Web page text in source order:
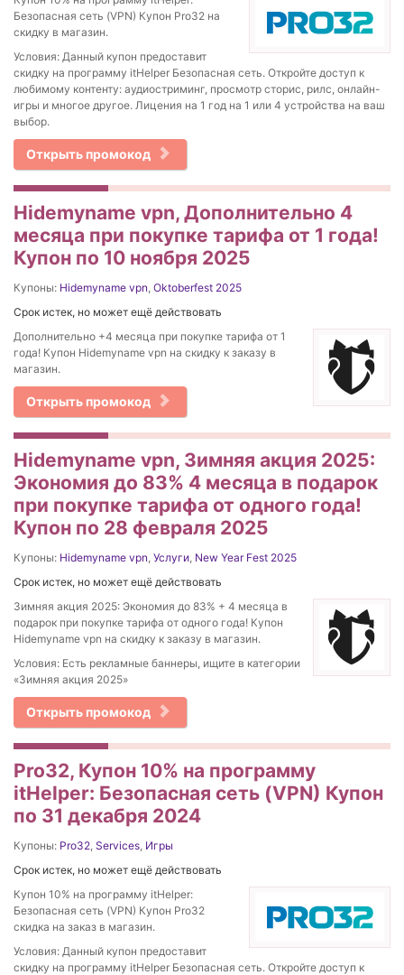
Безопасная сеть (VPN) Купон Pro32 на
скидку в магазин.
Условия: Данный купон предоставит
скидку на программу itHelper Безопасная сеть. Откройте доступ к
любимому контенту: аудиостриминг, просмотр сторис, рилс, онлайн-
игры и многое другое. Лицения на 1 год на 1 или 4 устройства на ваш
выбор.
Открыть промокод
Hidemyname vpn, Дополнительно 4
месяца при покупке тарифа от 1 года!
Купон по 10 ноября 2025
Купоны: Hidemyname vpn Oktoberfest 2025
Срок истек, но может ещё действовать
Дополнительно +4 месяца при покупке тарифа от 1
года! Купон Hidemyname vpn на скидку к заказу в
магазин.
Открыть промокод
Hidemyname vpn, Зимняя акция 2025:
Экономия до 83% 4 месяца в подарок
при покупке тарифа от одного года!
Купон по 28 февраля 2025
Купоны: Hidemyname vpn Услуги New Year Fest 2025
Срок истек, но может ещё действовать
Зимняя акция 2025: Экономия до 83% + 4 месяца в
подарок при покупке тарифа от одного года! Купон
Hidemyname vpn на скидку к заказу в магазин.
Условия: Есть рекламные баннеры, ищите в категории
«Зимняя акция 2025»
Открыть промокод
Pro32, Купон 10% на программу
itHelper: Безопасная сеть (VPN) Купон
по 31 декабря 2024
Купоны: Pro32 Services Игры
Срок истек, но может ещё действовать
Купон 10% на программу itHelper:
Безопасная сеть (VPN) Купон Pro32
скидка на заказ в магазин.
Условия: Данный купон предоставит
скидку на программу itHelper Безопасная сеть. Откройте доступ к